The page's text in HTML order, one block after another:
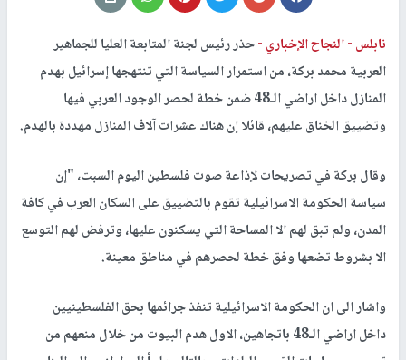
نابلس -النجاح الإخباري -حذر رئيس لجنة المتابعة العليا للجماهير
العربية محمد بركة، من استمرار السياسة التي تنتهجها إسرائيل بهدم
المنازل داخل اراضي الـ48 ضمن خطة لحصر الوجود العربي فيها
وتضييق الخناق عليهم، قائلا إن هناك عشرات آلاف المنازل مهددة بالهدم.
وقال بركة في تصريحات لإذاعة صوت فلسطين اليوم السبت، "إن
سياسة الحكومة الاسرائيلية تقوم بالتضييق على السكان العرب في كافة
المدن، ولم تبق لهم الا المساحة التي يسكنون عليها، وترفض لهم التوسع
الا بشروط تضعها وفق خطة لحصرهم في مناطق معينة.
واشار الى ان الحكومة الاسرائيلية تنفذ جرائمها بحق الفلسطينيين
داخل اراضي الـ48 باتجاهين، الاول هدم البيوت من خلال منعهم من